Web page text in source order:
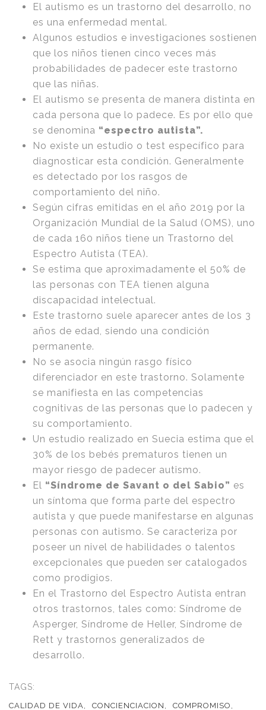
El autismo es un trastorno del desarrollo, no
es una enfermedad mental.
Algunos estudios e investigaciones sostienen
que los niños tienen cinco veces más
probabilidades de padecer este trastorno
que las niñas.
El autismo se presenta de manera distinta en
cada persona que lo padece. Es por ello que
se denomina “espectro autista”.
No existe un estudio o test específico para
diagnosticar esta condición. Generalmente
es detectado por los rasgos de
comportamiento del niño.
Según cifras emitidas en el año 2019 por la
Organización Mundial de la Salud (OMS), uno
de cada 160 niños tiene un Trastorno del
Espectro Autista (TEA).
Se estima que aproximadamente el 50% de
las personas con TEA tienen alguna
discapacidad intelectual.
Este trastorno suele aparecer antes de los 3
años de edad, siendo una condición
permanente.
No se asocia ningún rasgo físico
diferenciador en este trastorno. Solamente
se manifiesta en las competencias
cognitivas de las personas que lo padecen y
su comportamiento.
Un estudio realizado en Suecia estima que el
30% de los bebés prematuros tienen un
mayor riesgo de padecer autismo.
El “Síndrome de Savant o del Sabio” es
un síntoma que forma parte del espectro
autista y que puede manifestarse en algunas
personas con autismo. Se caracteriza por
poseer un nivel de habilidades o talentos
excepcionales que pueden ser catalogados
como prodigios.
En el Trastorno del Espectro Autista entran
otros trastornos, tales como: Síndrome de
Asperger, Síndrome de Heller, Síndrome de
Rett y trastornos generalizados de
desarrollo.
TAGS:
CALIDAD DE VIDA, CONCIENCIACION, COMPROMISO,